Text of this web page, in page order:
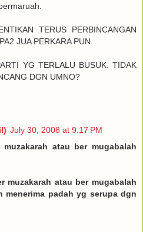
TERUS PERBINCANGAN
JUA PERKARA PUN.
YG TERLALU BUSUK. TIDAK
DGN UMNO?
July 30, 2008 at 9:17 PM
atau ber mugabalah
muzakarah atau ber mugabalah
menerima padah yg serupa dgn